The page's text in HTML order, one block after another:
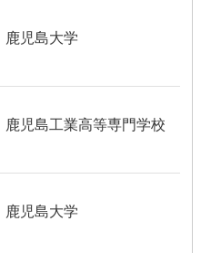
鹿児島大学
鹿児島工業高等専門学校
鹿児島大学